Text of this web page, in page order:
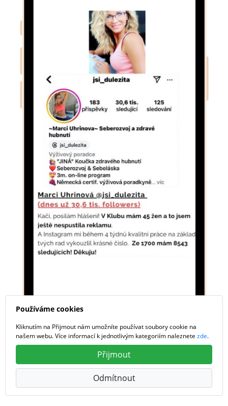
Používáme cookies
Kliknutím na Přijmout nám umožníte používat soubory cookie na
našem webu. Více informací k jednotlivým kategoriím naleznete zde.
Přijmout
Odmítnout